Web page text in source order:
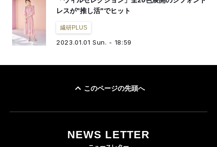
レスが"推し活"でヒット
繊研PLUS
2023.01.01 Sun. - 18:59
このページの先頭へ
NEWS LETTER